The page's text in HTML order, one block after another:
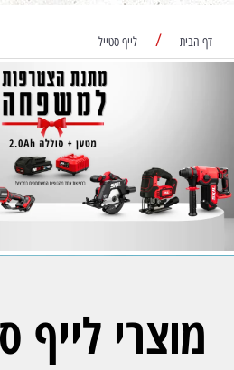
דף הבית / לייף סטייל
מוצרי לייף